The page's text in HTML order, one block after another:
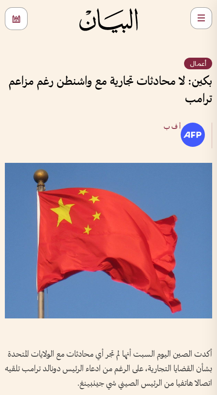
أعمال
بكين: لا محادثات تجارية مع واشنطن رغم مزاعم
ترامب
أ ف ب
أكدت الصين اليوم السبت أنها لم تجر أي محادثات مع الولايات المتحدة
بشأن القضايا التجارية، على الرغم من ادعاء الرئيس دونالد ترامب تلقيه
اتصالا هاتفيا من الرئيس الصيني شي جينبينغ.